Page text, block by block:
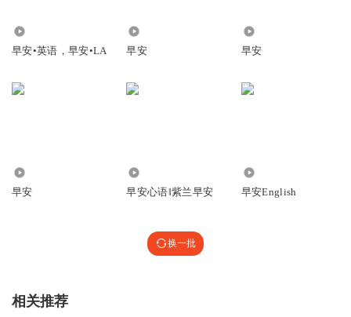
早安•英语，早安•LA 早安 早安
早安 早安心语‖紫兰早安 早安English
换一批
相关推荐